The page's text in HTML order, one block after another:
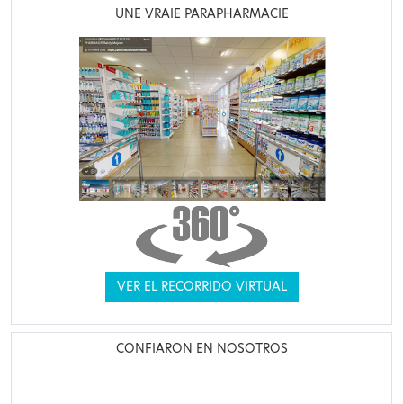
UNE VRAIE PARAPHARMACIE
VER EL RECORRIDO VIRTUAL
CONFIARON EN NOSOTROS